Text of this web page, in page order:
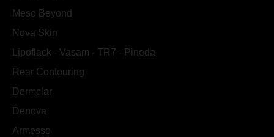
Meso Beyond
Nova Skin
Lipoflack - Vasam - TR7 - Pineda
Rear Contouring
Dermclar
Denova
Armesso